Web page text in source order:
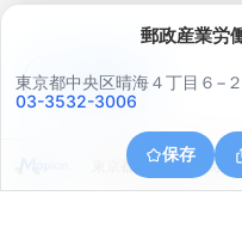
郵政産業労
東京都中央区晴海４丁目６−
03-3532-3006
保存
東京都江東区越中島１
アプリで見る